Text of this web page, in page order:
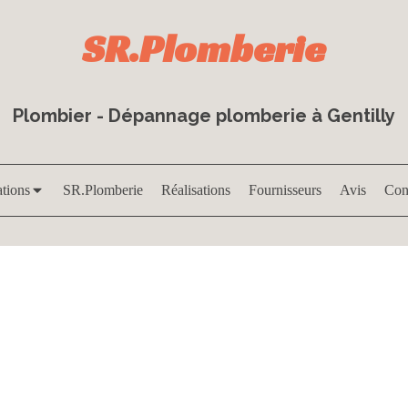
SR.Plomberie
Plombier - Dépannage plomberie à Gentilly
SR.Plomberie Réalisations Fournisseurs Avis